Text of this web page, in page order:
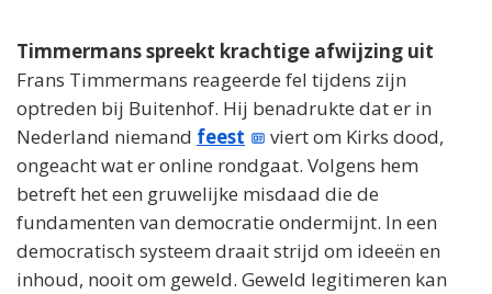
Timmermans spreekt krachtige afwijzing uit
Frans Timmermans reageerde fel tijdens zijn
optreden bij Buitenhof. Hij benadrukte dat er in
Nederland niemand feest
viert om Kirks dood,
ongeacht wat er online rondgaat. Volgens hem
betreft het een gruwelijke misdaad die de
fundamenten van democratie ondermijnt. In een
democratisch systeem draait strijd om ideeën en
inhoud, nooit om geweld. Geweld legitimeren kan